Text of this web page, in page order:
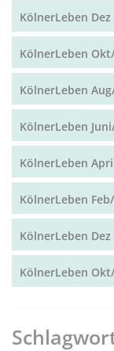
KölnerLeben Dez
KölnerLeben
KölnerLeben
KölnerLeben
KölnerLeben
KölnerLeben
KölnerLeben Dez
KölnerLeben